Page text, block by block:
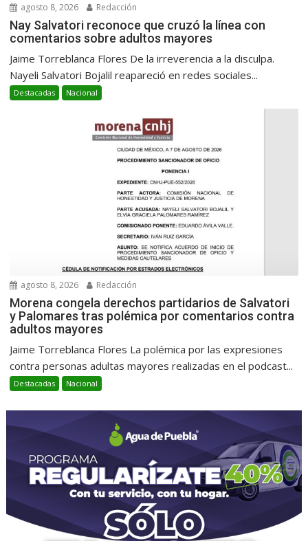
agosto 8, 2026 Redacción
Nay Salvatori reconoce que cruzó la línea con
comentarios sobre adultos mayores
Jaime Torreblanca Flores De la irreverencia a la disculpa.
Nayeli Salvatori Bojalil reapareció en redes sociales...
Destacadas Nacional
agosto 8, 2026 Redacción
Morena congela derechos partidarios de Salvatori
y Palomares tras polémica por comentarios contra
adultos mayores
Jaime Torreblanca Flores La polémica por las expresiones
contra personas adultas mayores realizadas en el podcast...
Destacadas Nacional